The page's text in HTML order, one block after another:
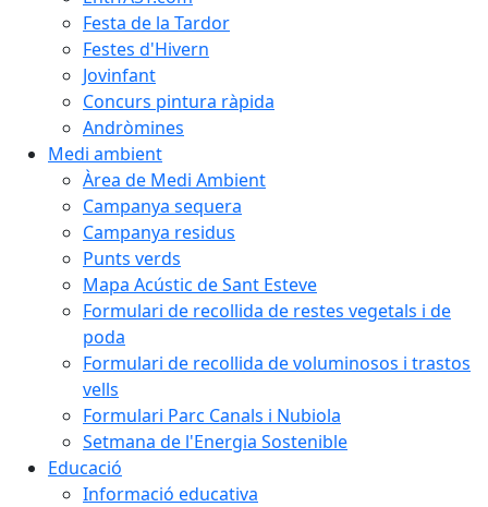
Festa de la Tardor
Festes d'Hivern
Jovinfant
Concurs pintura ràpida
Andròmines
Medi ambient
Àrea de Medi Ambient
Campanya sequera
Campanya residus
Punts verds
Mapa Acústic de Sant Esteve
Formulari de recollida de restes vegetals i de
poda
Formulari de recollida de voluminosos i trastos
vells
Formulari Parc Canals i Nubiola
Setmana de l'Energia Sostenible
Educació
Informació educativa